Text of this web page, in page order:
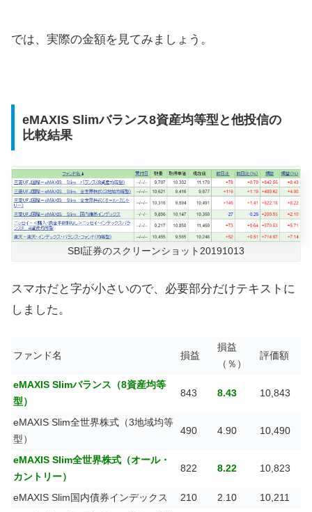
では、実際の金額を見てみましょう。
eMAXIS Slimバランス8資産均等型と他投信の
比較結果
SBI証券のスクリーンショット20191013
スマホだと字が小さいので、必要部分だけテキストに
しました。
ファンド名 損益
損益
（％）
評価額
eMAXIS Slimバランス（8資産均等
型）
843 8.43 10,843
eMAXIS Slim全世界株式（3地域均等
型）
490 4.90 10,490
eMAXIS Slim全世界株式（オール・
カントリー）
822 8.22 10,823
eMAXIS Slim国内債券インデックス 210 2.10
10,211